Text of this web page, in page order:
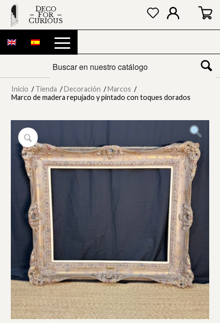
DECO
FOR
CURIOUS
Inicio / Tienda / Decoración / Marcos /
Marco de madera repujado y pintado con toques dorados